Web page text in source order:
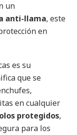
un
anti-llama, este
en
es su
que se
en cualquier
protegidos,
para los